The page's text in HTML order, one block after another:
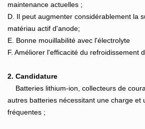
maintenance actuelles ;
D. Il peut augmenter considérablement la
matériau actif d'anode;
E. Bonne mouillabilité avec l'électrolyte
F. Améliorer l'efficacité du refroidissement
2. Candidature
Batteries lithium-ion, collecteurs de
autres batteries nécessitant une charge et
fréquentes ;